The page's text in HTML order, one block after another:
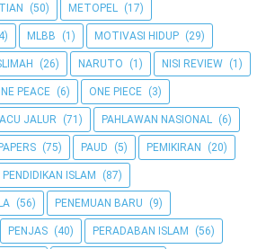
(50) METOPEL (17)
MLBB (1) MOTIVASI HIDUP (29)
(26) NARUTO (1) NISI REVIEW (1)
PEACE (6) ONE PIECE (3)
JALUR (71) PAHLAWAN NASIONAL (6)
PAPERS (75) PAUD (5) PEMIKIRAN (20)
PENDIDIKAN ISLAM (87)
(56) PENEMUAN BARU (9)
PENJAS (40) PERADABAN ISLAM (56)